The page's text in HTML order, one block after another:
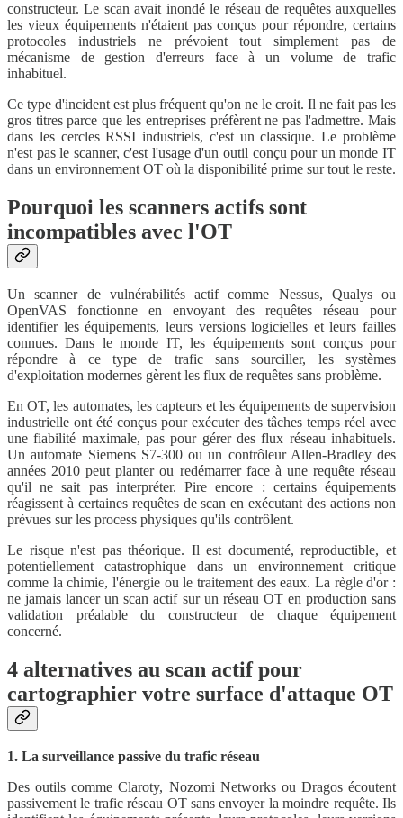
constructeur. Le scan avait inondé le réseau de requêtes auxquelles
les vieux équipements n'étaient pas conçus pour répondre, certains
protocoles industriels ne prévoient tout simplement pas de
mécanisme de gestion d'erreurs face à un volume de trafic
inhabituel.
Ce type d'incident est plus fréquent qu'on ne le croit. Il ne fait pas les
gros titres parce que les entreprises préfèrent ne pas l'admettre. Mais
dans les cercles RSSI industriels, c'est un classique. Le problème
n'est pas le scanner, c'est l'usage d'un outil conçu pour un monde IT
dans un environnement OT où la disponibilité prime sur tout le reste.
Pourquoi les scanners actifs sont
incompatibles avec l'OT
Un scanner de vulnérabilités actif comme Nessus, Qualys ou
OpenVAS fonctionne en envoyant des requêtes réseau pour
identifier les équipements, leurs versions logicielles et leurs failles
connues. Dans le monde IT, les équipements sont conçus pour
répondre à ce type de trafic sans sourciller, les systèmes
d'exploitation modernes gèrent les flux de requêtes sans problème.
En OT, les automates, les capteurs et les équipements de supervision
industrielle ont été conçus pour exécuter des tâches temps réel avec
une fiabilité maximale, pas pour gérer des flux réseau inhabituels.
Un automate Siemens S7-300 ou un contrôleur Allen-Bradley des
années 2010 peut planter ou redémarrer face à une requête réseau
qu'il ne sait pas interpréter. Pire encore : certains équipements
réagissent à certaines requêtes de scan en exécutant des actions non
prévues sur les process physiques qu'ils contrôlent.
Le risque n'est pas théorique. Il est documenté, reproductible, et
potentiellement catastrophique dans un environnement critique
comme la chimie, l'énergie ou le traitement des eaux. La règle d'or :
ne jamais lancer un scan actif sur un réseau OT en production sans
validation préalable du constructeur de chaque équipement
concerné.
4 alternatives au scan actif pour
cartographier votre surface d'attaque OT
1. La surveillance passive du trafic réseau
Des outils comme Claroty, Nozomi Networks ou Dragos écoutent
passivement le trafic réseau OT sans envoyer la moindre requête. Ils